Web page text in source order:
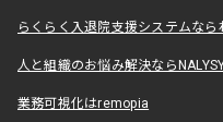
らくらく入退院支援システムなら
人と組織のお悩み解決なら
業務可視化はremopia